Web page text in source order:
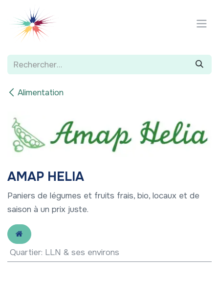
Alimentation
AMAP HELIA
Paniers de légumes et fruits frais, bio, locaux et de
saison à un prix juste.
Quartier: LLN & ses environs